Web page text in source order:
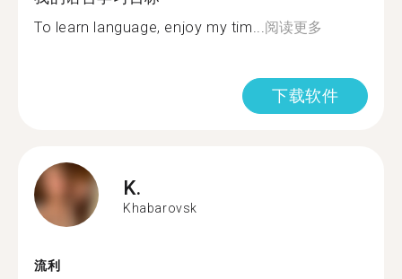
To learn language, enjoy my tim... 阅读更多
下载软件
K.
Khabarovsk
流利